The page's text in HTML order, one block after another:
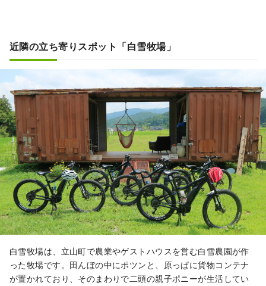
近隣の立ち寄りスポット「白雪牧場」
白雪牧場は、立山町で農業やゲストハウスを営む白雪農園が作
った牧場です。田んぼの中にポツンと、原っぱに貨物コンテナ
が置かれており、そのまわりで二頭の親子ポニーが生活してい